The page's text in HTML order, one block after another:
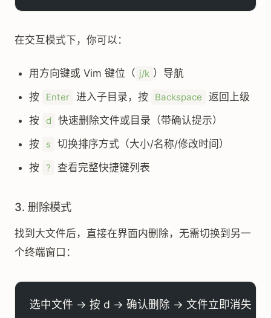
在交互模式下，你可以：
用方向键或 Vim 键位（ j/k ）导航
按
Enter 进入子目录，按 Backspace
返回上级
按
d
快速删除文件或目录（带确认提示）
按
s
切换排序方式（大小/名称/修改时间）
按
? 查看完整快捷键列表
3. 删除模式
找到大文件后，直接在界面内删除，无需切换到另一
个终端窗口：
选中文件 → 按 d → 确认删除 → 文件立即消失